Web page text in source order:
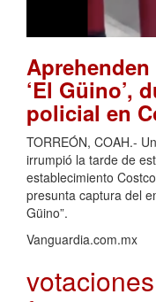
Aprehenden
‘El Güino’,
policial en
TORREÓN, COAH.-
irrumpió la tarde de
establecimiento
presunta captura del
Güino”.
Vanguardia.com.mx